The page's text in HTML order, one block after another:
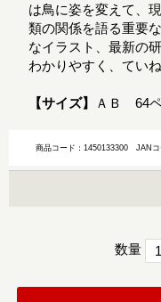
は鳥に姿を変えて、
類の関係を語る重要
なイラスト、最新の
わかりやすく、てい
【サイズ】 ＡＢ 64
商品コード：1450133300JAN
数量